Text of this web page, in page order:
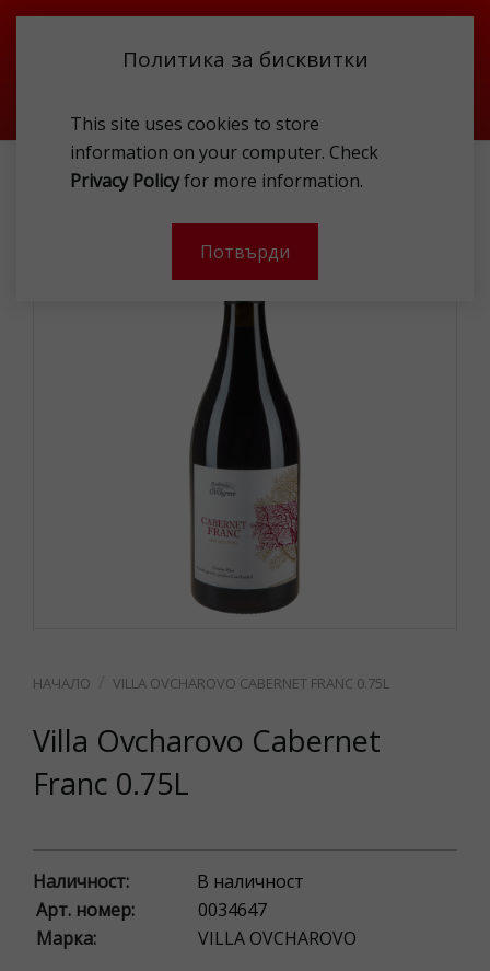
Политика за бисквитки
This site uses cookies to store
information on your computer. Check
Privacy Policyfor more information.
Потвърди
VILLA OVCHAROVO CABERNET FRANC 0.75L
VILLA OVCHAROVO CABERNET FRANC 0.75L
Villa Ovcharovo Cabernet
Franc 0.75L
Наличност:
В наличност
Арт. номер:
0034647
Марка:
VILLA OVCHAROVO